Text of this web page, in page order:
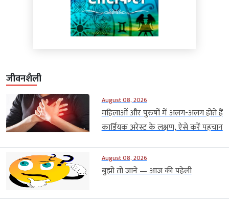
जीवनशैली
August 08, 2026
महिलाओं और पुरुषों में अलग-अलग होते हैं
कार्डियक अरेस्ट के लक्षण, ऐसे करें पहचान
August 08, 2026
बुझो तो जाने — आज की पहेली